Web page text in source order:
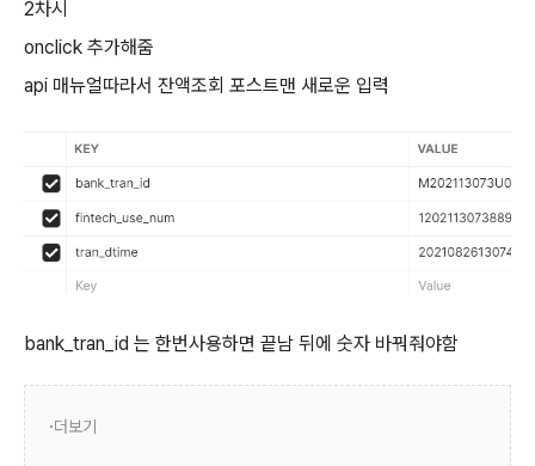
2차시
onclick 추가해줌
api 매뉴얼따라서 잔액조회 포스트맨 새로운 입력
bank_tran_id 는 한번사용하면 끝남 뒤에 숫자 바꿔줘야함
더보기